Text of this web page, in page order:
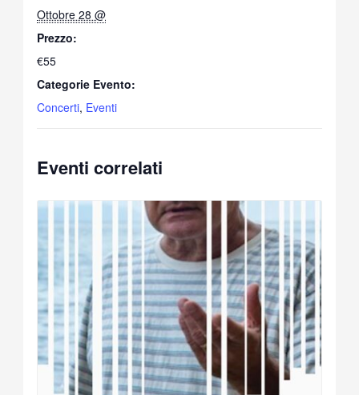
Ottobre 28 @
Prezzo:
€55
Categorie Evento:
Concerti, Eventi
Eventi correlati